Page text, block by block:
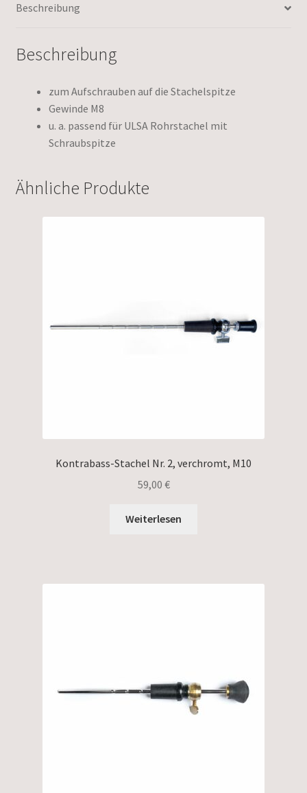
Beschreibung
Beschreibung
zum Aufschrauben auf die Stachelspitze
Gewinde M8
u. a. passend für ULSA Rohrstachel mit
Schraubspitze
Ähnliche Produkte
Kontrabass-Stachel Nr. 2, verchromt, M10
59,00 €
Weiterlesen